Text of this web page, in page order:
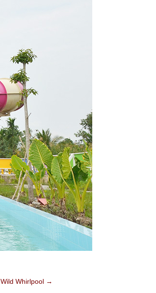
Wild Whirlpool →